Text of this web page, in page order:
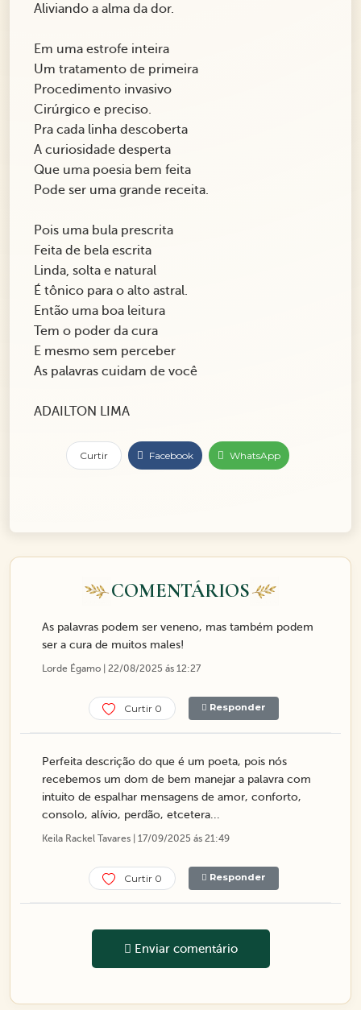
Aliviando a alma da dor.
Em uma estrofe inteira
Um tratamento de primeira
Procedimento invasivo
Cirúrgico e preciso.
Pra cada linha descoberta
A curiosidade desperta
Que uma poesia bem feita
Pode ser uma grande receita.
Pois uma bula prescrita
Feita de bela escrita
Linda, solta e natural
É tônico para o alto astral.
Então uma boa leitura
Tem o poder da cura
E mesmo sem perceber
As palavras cuidam de você
ADAILTON LIMA
Curtir Facebook WhatsApp
COMENTÁRIOS
As palavras podem ser veneno, mas também podem
ser a cura de muitos males!
Lorde Égamo | 22/08/2025 ás 12:27
Curtir 0 Responder
Perfeita descrição do que é um poeta, pois nós
recebemos um dom de bem manejar a palavra com
intuito de espalhar mensagens de amor, conforto,
consolo, alívio, perdão, etcetera...
Keila Rackel Tavares | 17/09/2025 ás 21:49
Curtir 0 Responder
Enviar comentário